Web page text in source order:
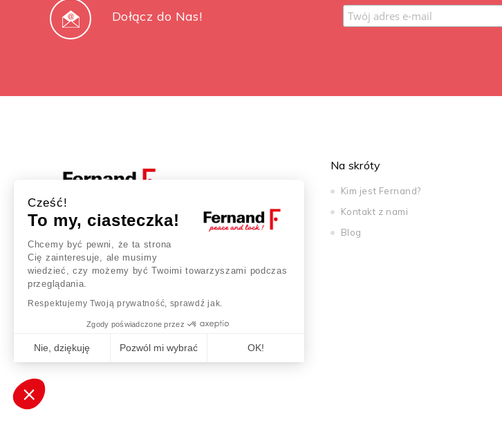
Dołącz do Nas!
fernand.pl
Robotnicza 54
53-608 Wrocław
+48 573 901 355 / +48 71 78 27 969
Na skróty
Kim jest Fernand?
Kontakt z nami
Blog
Cześć!
To my, ciasteczka!
Chcemy być pewni, że ta strona
Cię zainteresuje, ale musimy
wiedzieć, czy możemy być Twoimi towarzyszami podczas
przeglądania.
Respektujemy Twoją prywatność, sprawdź jak.
Zgody poświadczone przez
Nie, dziękuję Pozwól mi wybrać
OK!
Notre plateforme vous permet d'adapter et de gérer vos paramètres de confidentialité, en garantissant la